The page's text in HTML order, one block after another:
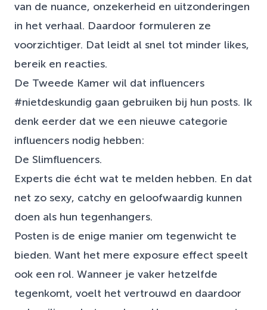
van de nuance, onzekerheid en uitzonderingen
in het verhaal. Daardoor formuleren ze
voorzichtiger. Dat leidt al snel tot minder likes,
bereik en reacties.
De Tweede Kamer wil dat influencers
#nietdeskundig gaan gebruiken bij hun posts. Ik
denk eerder dat we een nieuwe categorie
influencers nodig hebben:
De Slimfluencers.
Experts die écht wat te melden hebben. En dat
net zo sexy, catchy en geloofwaardig kunnen
doen als hun tegenhangers.
Posten is de enige manier om tegenwicht te
bieden. Want het mere exposure effect speelt
ook een rol. Wanneer je vaker hetzelfde
tegenkomt, voelt het vertrouwd en daardoor